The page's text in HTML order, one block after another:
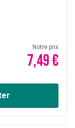
Notre prix
7,49 €